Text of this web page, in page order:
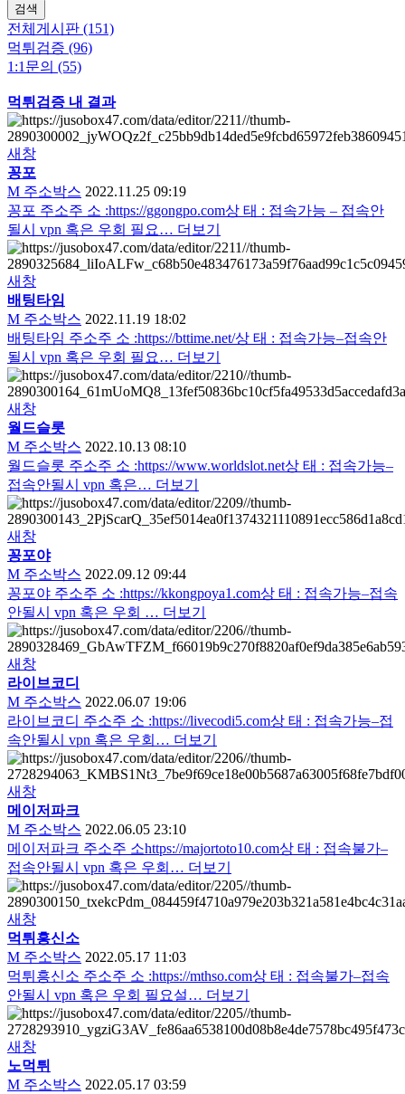
검색
전체게시판 (151)
먹튀검증 (96)
1:1문의 (55)
먹튀검증 내 결과
새창
꽁포
M 주소박스 2022.11.25 09:19
꽁포 주소주 소 :https://ggongpo.com상 태 : 접속가능 – 접속안
될시 vpn 혹은 우회 필요… 더보기
새창
배팅타임
M 주소박스 2022.11.19 18:02
배팅타임 주소주 소 :https://bttime.net/상 태 : 접속가능–접속안
될시 vpn 혹은 우회 필요… 더보기
새창
월드슬롯
M 주소박스 2022.10.13 08:10
월드슬롯 주소주 소 :https://www.worldslot.net상 태 : 접속가능–
접속안될시 vpn 혹은… 더보기
새창
꽁포야
M 주소박스 2022.09.12 09:44
꽁포야 주소주 소 :https://kkongpoya1.com상 태 : 접속가능–접속
안될시 vpn 혹은 우회 … 더보기
새창
라이브코디
M 주소박스 2022.06.07 19:06
라이브코디 주소주 소 :https://livecodi5.com상 태 : 접속가능–접
속안될시 vpn 혹은 우회… 더보기
새창
메이저파크
M 주소박스 2022.06.05 23:10
메이저파크 주소주 소https://majortoto10.com상 태 : 접속불가–
접속안될시 vpn 혹은 우회… 더보기
새창
먹튀흥신소
M 주소박스 2022.05.17 11:03
먹튀흥신소 주소주 소 :https://mthso.com상 태 : 접속불가–접속
안될시 vpn 혹은 우회 필요설… 더보기
새창
노먹튀
M 주소박스 2022.05.17 03:59